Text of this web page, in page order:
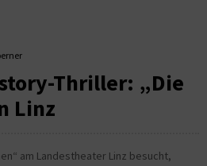
Thriller: „Die
Linz
am Landestheater Linz besucht,